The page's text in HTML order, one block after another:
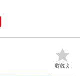
收藏夹